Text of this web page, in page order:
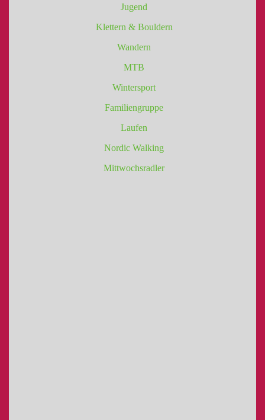
Jugend
Klettern & Bouldern
Wandern
MTB
Wintersport
Familiengruppe
Laufen
Nordic Walking
Mittwochsradler